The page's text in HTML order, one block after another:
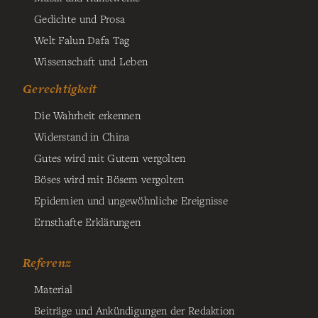
Gedichte und Prosa
Welt Falun Dafa Tag
Wissenschaft und Leben
Gerechtigkeit
Die Wahrheit erkennen
Widerstand in China
Gutes wird mit Gutem vergolten
Böses wird mit Bösem vergolten
Epidemien und ungewöhnliche Ereignisse
Ernsthafte Erklärungen
Referenz
Material
Beiträge und Ankündigungen der Redaktion